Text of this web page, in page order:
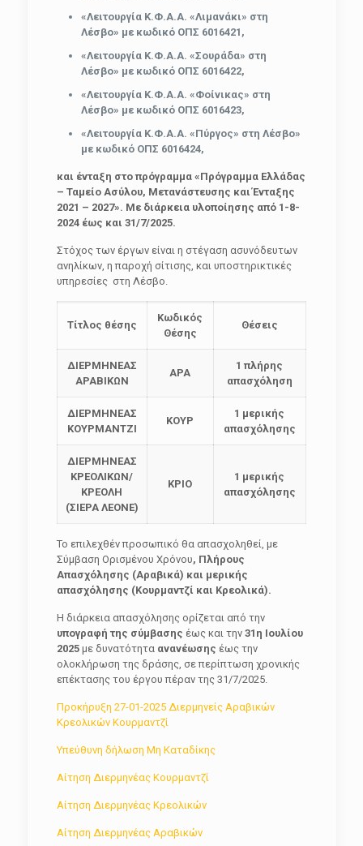
«Λειτουργία Κ.Φ.Α.Α. «Λιμανάκι» στη
Λέσβο» με κωδικό ΟΠΣ 6016421,
«Λειτουργία Κ.Φ.Α.Α. «Σουράδα» στη
Λέσβο» με κωδικό ΟΠΣ 6016422,
«Λειτουργία Κ.Φ.Α.Α. «Φοίνικας» στη
Λέσβο» με κωδικό ΟΠΣ 6016423,
«Λειτουργία Κ.Φ.Α.Α. «Πύργος» στη Λέσβο»
με κωδικό ΟΠΣ 6016424,
και ένταξη στο πρόγραμμα «Πρόγραμμα Ελλάδας
– Ταμείο Ασύλου, Μετανάστευσης και Ένταξης
2021 – 2027». Με διάρκεια υλοποίησης από 1-8-
2024 έως και 31/7/2025.
Στόχος των έργων είναι η στέγαση ασυνόδευτων
ανηλίκων, η παροχή σίτισης, και υποστηρικτικές
υπηρεσίες στη Λέσβο.
Τίτλος θέσης
Κωδικός
Θέσης
Θέσεις
ΔΙΕΡΜΗΝΕΑΣ
ΑΡΑΒΙΚΩΝ
ΑΡΑ
1 πλήρης
απασχόληση
ΔΙΕΡΜΗΝΕΑΣ
ΚΟΥΡΜΑΝΤΖΙ
ΚΟΥΡ
1 μερικής
απασχόλησης
ΔΙΕΡΜΗΝΕΑΣ
ΚΡΕΟΛΙΚΩΝ/
ΚΡΕΟΛΗ
(ΣΙΕΡΑ ΛΕΟΝΕ)
ΚΡΙΟ
1 μερικής
απασχόλησης
Το επιλεχθέν προσωπικό θα απασχοληθεί, με
Σύμβαση Ορισμένου Χρόνου, Πλήρους
Απασχόλησης (Αραβικά) και μερικής
απασχόλησης (Κουρμαντζί και Κρεολικά).
Η διάρκεια απασχόλησης ορίζεται από την
υπογραφή της σύμβασης έως και την 31η Ιουλίου
2025με δυνατότητα ανανέωσης έως την
ολοκλήρωση της δράσης, σε περίπτωση χρονικής
επέκτασης του έργου πέραν της 31/7/2025.
Προκήρυξη 27-01-2025 Διερμηνείς Αραβικών
Κρεολικών Κουρμαντζί
Υπεύθυνη δήλωση Μη Καταδίκης
Αίτηση Διερμηνέας Κουρμαντζί
Αίτηση Διερμηνέας Κρεολικών
Αίτηση Διερμηνέας Αραβικών